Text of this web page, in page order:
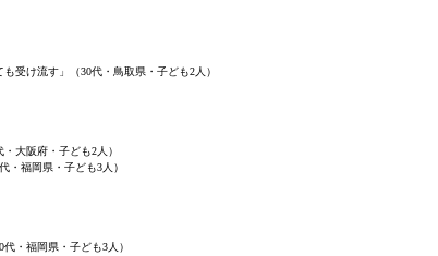
受け流す」（30代・鳥取県・子ども2人）
・大阪府・子ども2人）
・福岡県・子ども3人）
代・福岡県・子ども3人）